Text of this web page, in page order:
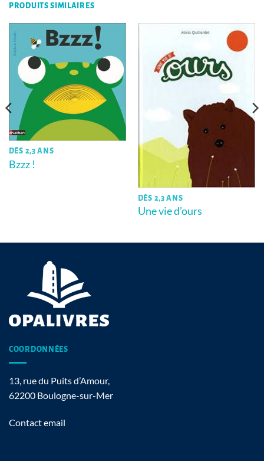
PRODUITS SIMILAIRES
DÈS 2,3 ANS
Bzzz !
DÈS 2,3 ANS
Une vie d’ours
COORDONNÉES
13, rue du Puits d’Amour,
62200 Boulogne-sur-Mer
Contact email